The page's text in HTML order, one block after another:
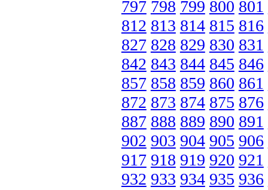
797 798 799 800 801
812 813 814 815 816
827 828 829 830 831
842 843 844 845 846
857 858 859 860 861
872 873 874 875 876
887 888 889 890 891
902 903 904 905 906
917 918 919 920 921
932 933 934 935 936